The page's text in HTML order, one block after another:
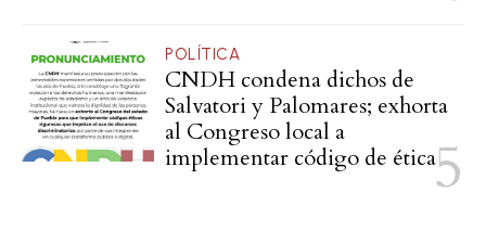
POLÍTICA
CNDH condena dichos de
Salvatori y Palomares; exhorta
al Congreso local a
implementar código de ética